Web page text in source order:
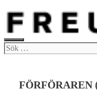
Hoppa
innehåll
MENY
Sök
FÖRFÖRAREN